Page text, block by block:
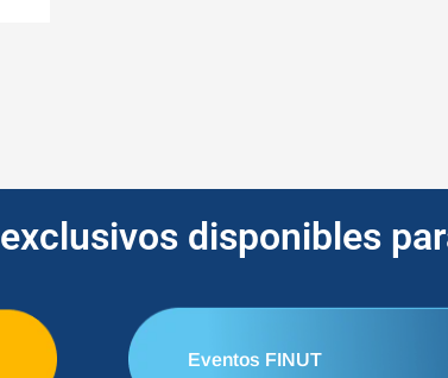
disponibles
Eventos FINUT